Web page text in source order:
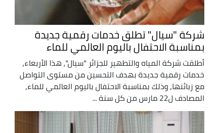
شركة "سيال" تطلق خدمات رقمية جديدة
بمناسبة الاحتفال باليوم العالمي للماء
أطلقت شركة المياه والتطهير للجزائر "سيال", هذا الأربعاء,
خدمات رقمية جديدة بهدف التحسين من مستوى التواصل
مع زبائنها, وذلك بمناسبة الاحتفال باليوم العالمي للماء,
المصادف ل22 مارس من كل سنة ...